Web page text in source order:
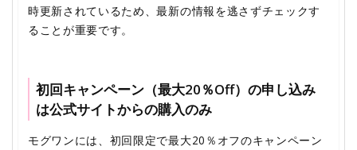
時更新されているため、最新の情報を逃さずチェックす
ることが重要です。
初回キャンペーン（最大20％Off）の申し込み
は公式サイトからの購入のみ
モグワンには、初回限定で最大20％オフのキャンペーン